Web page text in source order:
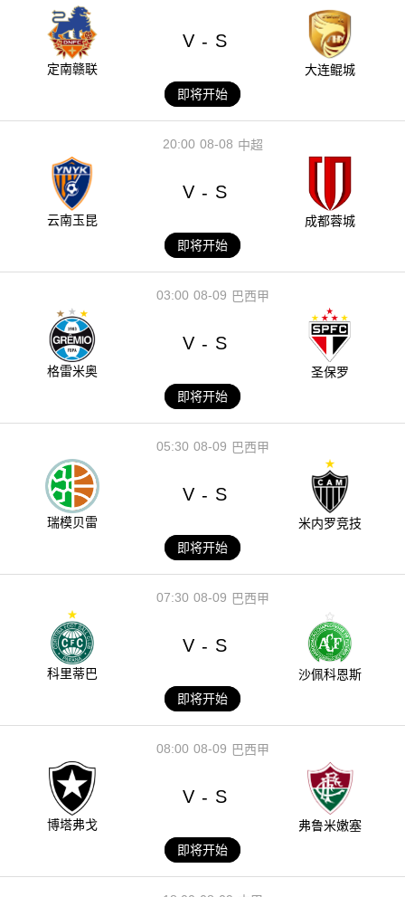
定南赣联
V - S
大连鲲城
即将开始
08-08
20:00 中超
云南玉昆
V - S
成都蓉城
即将开始
08-09
03:00 巴西甲
格雷米奥
V - S
圣保罗
即将开始
08-09
05:30 巴西甲
瑞模贝雷
V - S
米内罗竞技
即将开始
08-09
07:30 巴西甲
科里蒂巴
V - S
沙佩科恩斯
即将开始
08-09
08:00 巴西甲
博塔弗戈
V - S
弗鲁米嫩塞
即将开始